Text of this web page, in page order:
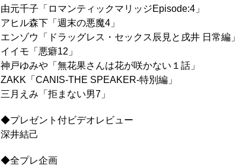
由元千子「ロマンティックマリッジEpisode:4」
アヒル森下「週末の悪魔4」
エンゾウ「ドラッグレス・セックス辰見と戌井 日常編」
イイモ「悪癖12」
神戸ゆみや「無花果さんは花が咲かない１話」
ZAKK「CANIS-THE SPEAKER-特別編」
三月えみ「拒まない男7」
◆プレゼント付ビデオレビュー
深井結己
◆全プレ企画